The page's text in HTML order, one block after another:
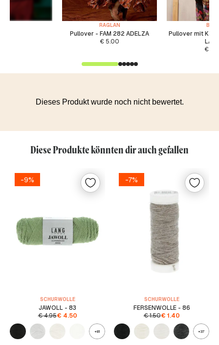
RAGLAN
Pullover - FAM 282 ADELZA
€ 5.00
Pullover mit
€
Diese Produkte könnten dir auch gefallen
-9%
SCHURWOLLE
JAWOLL - 83
€4.95€ 4.50
+81
-7%
SCHURWOLLE
FERSENWOLLE - 86
€1.50€ 1.40
+37